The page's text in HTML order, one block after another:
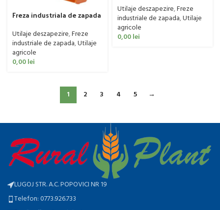
Freza industriala de zapada
model HD, 55-300 CP
Utilaje deszapezire,Freze
industriale de zapada,Utilaje
agricole
0,00lei
BIG HY, 1600-2500mm
Utilaje deszapezire,Freze
industriale de zapada,Utilaje
agricole
0,00lei
1 2 3 4 5 →
LUGOJ STR. A.C. POPOVICI NR 19
Telefon: 0773.926.733